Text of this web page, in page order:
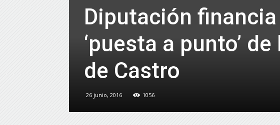
Diputación
‘puesta a punto’
de Castro
26 junio, 2016 1056